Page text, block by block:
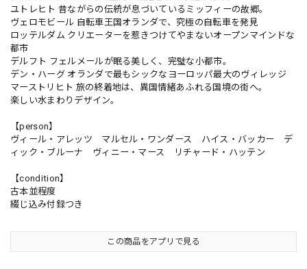
ユトレヒト 昔ながらの伝統が息づいているミッフィーの故郷。
ヴェロモビール 自転車王国オランダで、究極の自転車を発見
ロッテルダム クリエーターを惹きつけてやまないオープンマインドな
都市
デルフト フェルメールが眠る美しく、完璧な小都市。
デン・ハーグ オランダで最もシックなヨーロッパ最大のヴィレッジ
マーストリヒト 旅の終着地は、異国情緒あふれる国境の街へ。
楽しい水まわりデザイン。
【person】
ヴィール・アレッツ マルセル・ワンダース ハイス・バッカー デ
ィック・ブルーナ ヴィニー・マース リチャード・ハッテン
【condition】
古本並程度
綴じ込み付録つき
この商品をアプリで見る